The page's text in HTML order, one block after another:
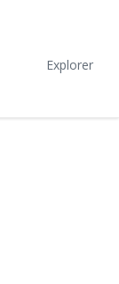
Explorer